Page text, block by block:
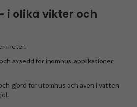
i olika vikter och
meter.
avsedd för inomhus-applikationer
gjord för utomhus och även i vatten